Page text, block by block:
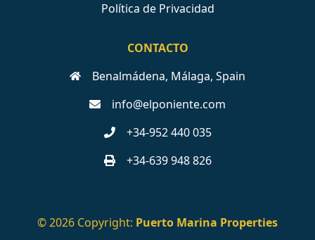
Política de Privacidad
CONTACTO
Benalmádena, Málaga, Spain
info@elponiente.com
+34-952 440 035
+34-639 948 826
© 2026 Copyright: Puerto Marina Properties